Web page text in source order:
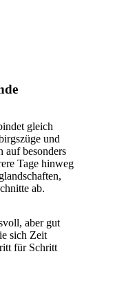
gleich
und
auf besonders
Tage hinweg
ab.
aber gut
sich Zeit
für Schritt